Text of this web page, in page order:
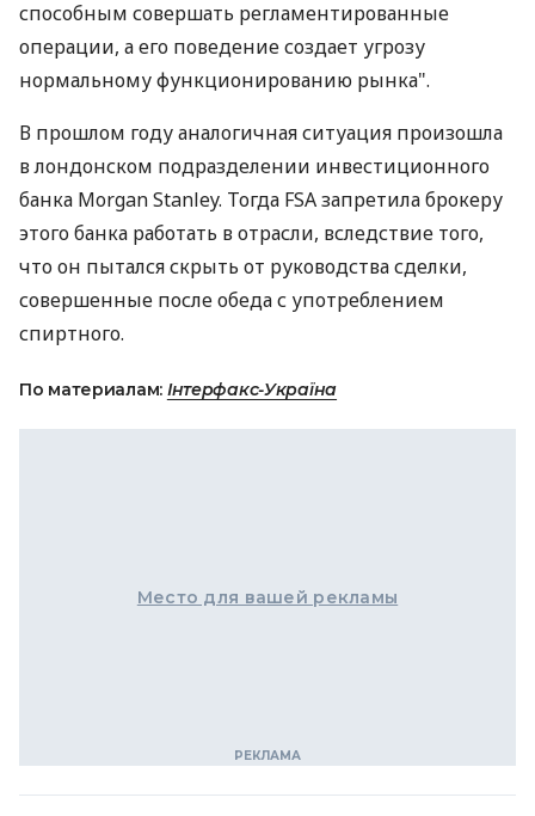
способным совершать регламентированные
операции, а его поведение создает угрозу
нормальному функционированию рынка".
В прошлом году аналогичная ситуация произошла
в лондонском подразделении инвестиционного
банка Morgan Stanley. Тогда FSA запретила брокеру
этого банка работать в отрасли, вследствие того,
что он пытался скрыть от руководства сделки,
совершенные после обеда с употреблением
спиртного.
По материалам: Інтерфакс-Україна
Место для вашей рекламы